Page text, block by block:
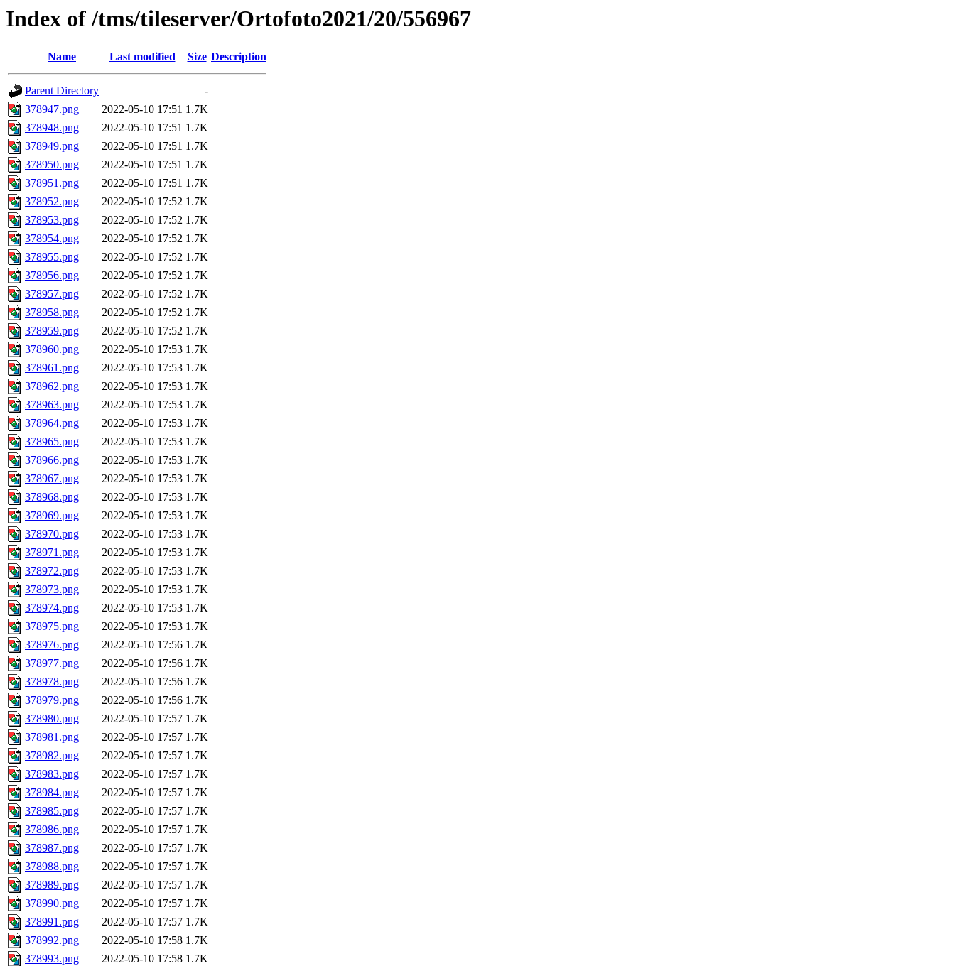
Index of /tms/tileserver/Ortofoto2021/20/556967
Name Last modified Size Description
Parent Directory
-
378947.png
2022-05-10 17:51 1.7K
378948.png
2022-05-10 17:51 1.7K
378949.png
2022-05-10 17:51 1.7K
378950.png
2022-05-10 17:51 1.7K
378951.png
2022-05-10 17:51 1.7K
378952.png
2022-05-10 17:52 1.7K
378953.png
2022-05-10 17:52 1.7K
378954.png
2022-05-10 17:52 1.7K
378955.png
2022-05-10 17:52 1.7K
378956.png
2022-05-10 17:52 1.7K
378957.png
2022-05-10 17:52 1.7K
378958.png
2022-05-10 17:52 1.7K
378959.png
2022-05-10 17:52 1.7K
378960.png
2022-05-10 17:53 1.7K
378961.png
2022-05-10 17:53 1.7K
378962.png
2022-05-10 17:53 1.7K
378963.png
2022-05-10 17:53 1.7K
378964.png
2022-05-10 17:53 1.7K
378965.png
2022-05-10 17:53 1.7K
378966.png
2022-05-10 17:53 1.7K
378967.png
2022-05-10 17:53 1.7K
378968.png
2022-05-10 17:53 1.7K
378969.png
2022-05-10 17:53 1.7K
378970.png
2022-05-10 17:53 1.7K
378971.png
2022-05-10 17:53 1.7K
378972.png
2022-05-10 17:53 1.7K
378973.png
2022-05-10 17:53 1.7K
378974.png
2022-05-10 17:53 1.7K
378975.png
2022-05-10 17:53 1.7K
378976.png
2022-05-10 17:56 1.7K
378977.png
2022-05-10 17:56 1.7K
378978.png
2022-05-10 17:56 1.7K
378979.png
2022-05-10 17:56 1.7K
378980.png
2022-05-10 17:57 1.7K
378981.png
2022-05-10 17:57 1.7K
378982.png
2022-05-10 17:57 1.7K
378983.png
2022-05-10 17:57 1.7K
378984.png
2022-05-10 17:57 1.7K
378985.png
2022-05-10 17:57 1.7K
378986.png
2022-05-10 17:57 1.7K
378987.png
2022-05-10 17:57 1.7K
378988.png
2022-05-10 17:57 1.7K
378989.png
2022-05-10 17:57 1.7K
378990.png
2022-05-10 17:57 1.7K
378991.png
2022-05-10 17:57 1.7K
378992.png
2022-05-10 17:58 1.7K
378993.png
2022-05-10 17:58 1.7K